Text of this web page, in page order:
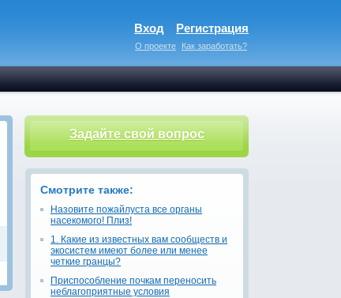
Вход Регистрация
О проекте Как заработать?
Задайте свой вопрос
Смотрите также:
Назовите пожайлуста все органы
насекомого! Плиз!
1. Какие из известных вам сообществ и
экосистем имеют более или менее
четкие гранцы?
Приспособление почкам переносить
неблагоприятные условия